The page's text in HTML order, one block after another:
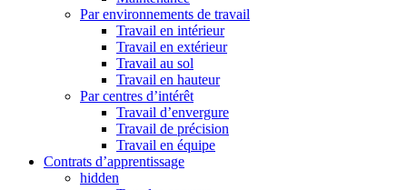
Par environnements de travail
Travail en intérieur
Travail en extérieur
Travail au sol
Travail en hauteur
Par centres d’intérêt
Travail d’envergure
Travail de précision
Travail en équipe
Contrats d’apprentissage
hidden